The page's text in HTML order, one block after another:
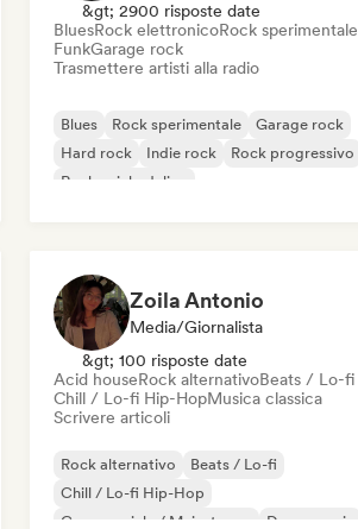
&gt; 2900 risposte date
BluesRock elettronicoRock sperimentale
FunkGarage rock
Trasmettere artisti alla radio
Blues Rock sperimentale
Garage rock
Hard rock
Indie rock
Rock progressivo
Rock psichedelico
Zoila Antonio
Media/Giornalista
&gt; 100 risposte date
Acid houseRock alternativoBeats / Lo-fi
Chill / Lo-fi Hip-HopMusica classica
Scrivere articoli
Rock alternativo
Beats / Lo-fi
Chill / Lo-fi Hip-Hop
Commerciale / Mainstream
Dance music